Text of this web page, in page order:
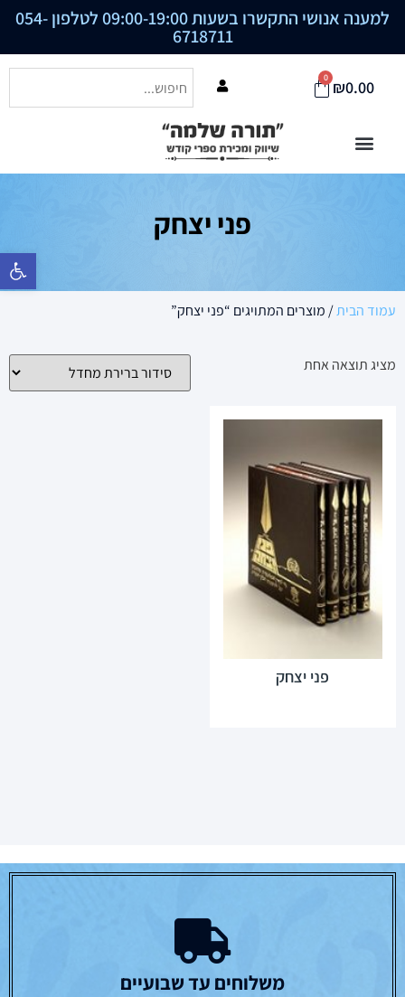
פתח סרגל
למענה אנושי התקשרו בשעות 09:00-19:00 לטלפון 054-
6718711
₪0.00
0
פני יצחק
עמוד הבית/ מוצרים המתויגים “פני יצחק”
מציג תוצאה אחת
פני יצחק
משלוחים עד שבועיים